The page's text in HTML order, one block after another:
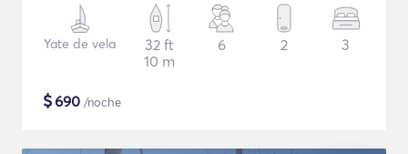
Yate de vela
32 ft
10 m
6 2 3
$690 /noche